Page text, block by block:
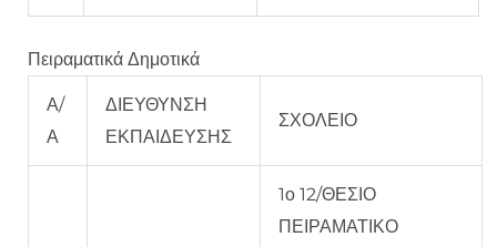
Πειραματικά Δημοτικά
Α/
Α
ΔΙΕΥΘΥΝΣΗ
ΕΚΠΑΙΔΕΥΣΗΣ
ΣΧΟΛΕΙΟ
1ο 12/ΘΕΣΙΟ
ΠΕΙΡΑΜΑΤΙΚΟ